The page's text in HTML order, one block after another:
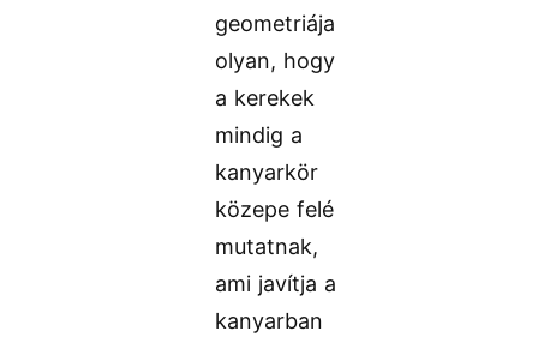
geometriája
olyan, hogy
a kerekek
mindig a
kanyarkör
közepe felé
mutatnak,
ami javítja a
kanyarban